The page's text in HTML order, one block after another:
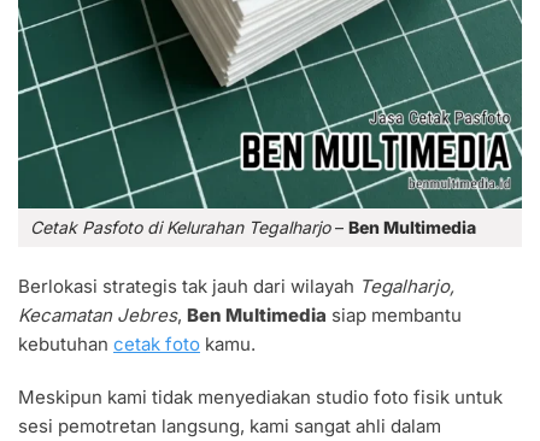
Cetak Pasfoto di Kelurahan Tegalharjo– Ben Multimedia
Berlokasi strategis tak jauh dari wilayah Tegalharjo,
Kecamatan Jebres, Ben Multimedia siap membantu
kebutuhan cetak foto kamu.
Meskipun kami tidak menyediakan studio foto fisik untuk
sesi pemotretan langsung, kami sangat ahli dalam